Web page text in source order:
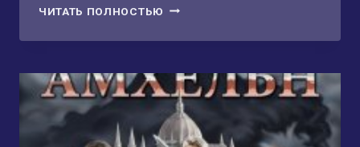
ЧИТАТЬ ПОЛНОСТЬЮ ОТВЕРЖЕННАЯ
ДРАКОНА